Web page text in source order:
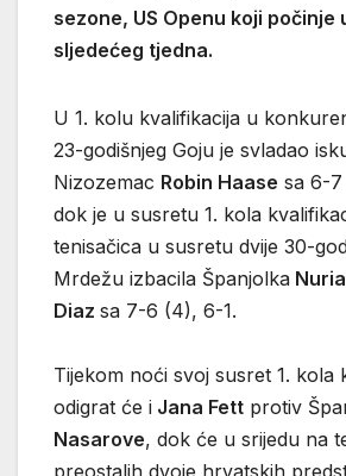
sezone, US Openu koji počinje
sljedećeg tjedna.
U 1. kolu kvalifikacija u
23-godišnjeg Goju je svladao
Nizozemac Robin Haase sa 6-
dok je u susretu 1. kola
tenisačica u susretu dvije 30-
Mrdežu izbacila Španjolka
Diaz sa 7-6 (4), 6-1.
Tijekom noći svoj susret 1. kola
odigrat će i Jana Fett protiv
Nasarove, dok će u srijedu na